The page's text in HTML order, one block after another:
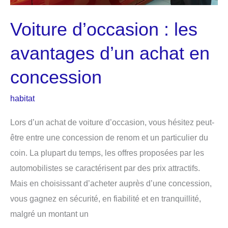
Voiture d’occasion : les
avantages d’un achat en
concession
habitat
Lors d’un achat de voiture d’occasion, vous hésitez peut-
être entre une concession de renom et un particulier du
coin. La plupart du temps, les offres proposées par les
automobilistes se caractérisent par des prix attractifs.
Mais en choisissant d’acheter auprès d’une concession,
vous gagnez en sécurité, en fiabilité et en tranquillité,
malgré un montant un